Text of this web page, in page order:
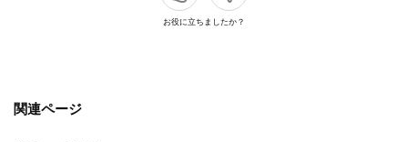
お役に立ちましたか？
関連ページ